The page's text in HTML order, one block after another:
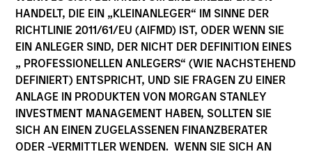
HANDELT, DIE EIN „KLEINANLEGER“ IM SINNE DER
RICHTLINIE 2011/61/EU (AIFMD) IST, ODER WENN SIE
EIN ANLEGER SIND, DER NICHT DER DEFINITION EINES
„ PROFESSIONELLEN ANLEGERS“ (WIE NACHSTEHEND
DEFINIERT) ENTSPRICHT, UND SIE FRAGEN ZU EINER
ANLAGE IN PRODUKTEN VON MORGAN STANLEY
INVESTMENT MANAGEMENT HABEN, SOLLTEN SIE
SICH AN EINEN ZUGELASSENEN FINANZBERATER
ODER -VERMITTLER WENDEN. WENN SIE SICH AN
Asset Class
Global Equity